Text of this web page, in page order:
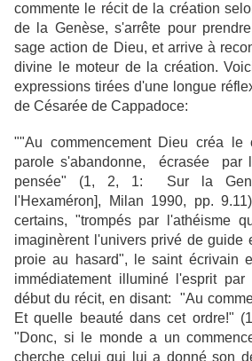
commente le récit de la création
de la Genèse, s'arrête pour
sage action de Dieu, et arrive à
divine le moteur de la création.
expressions tirées d'une longue
de Césarée de Cappadoce:
""Au commencement Dieu créa
parole s'abandonne, écrasée par
pensée" (1, 2, 1: Sur la
l'Hexaméron], Milan 1990, pp.
certains, "trompés par l'athéisme
imaginèrent l'univers privé de guide
proie au hasard", le saint écrivain
immédiatement illuminé l'esprit
début du récit, en disant: "Au
Et quelle beauté dans cet ordre!"
"Donc, si le monde a un
cherche celui qui lui a donné son